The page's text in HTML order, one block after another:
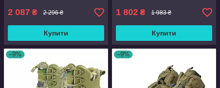
2 087 ₴ 2 296 ₴
Купити
1 802 ₴ 1 983 ₴
Купити
–9% –9%